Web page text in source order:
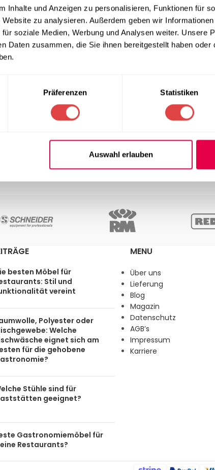
Inhalte und Anzeigen zu personalisieren, Funktionen für
zu analysieren. Außerdem geben wir
soziale Medien, Werbung und Analysen weiter. Unsere
Daten zusammen, die Sie ihnen bereitgestellt haben
Präferenzen Statistiken
Auswahl erlauben
& RÜCKGABEZAHLUNGSARTEN
integriert werden.
passt er perfekt in jede Küche.
Platz für alle Ihre Lieblingsgetränke.
Kühlleistung gewährleistet.
besten Möbel für
Stil und
vereint
Polyester oder
Welche
eignet sich am
für die gehobene
Stühle sind für
geeignet?
Gastronomiemöbel für
Restaurants?
MENU
Über uns
Lieferung
Blog
Magazin
Datenschutz
AGB’s
Impressum
Karriere